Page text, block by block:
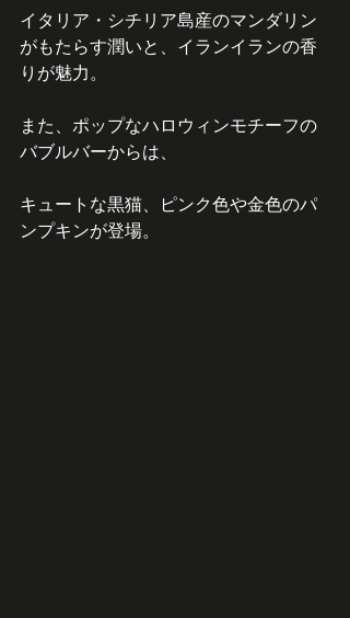
イタリア・シチリア島産のマンダリン
がもたらす潤いと、イランイランの香
りが魅力。
また、ポップなハロウィンモチーフの
バブルバーからは、
キュートな黒猫、ピンク色や金色のパ
ンプキンが登場。